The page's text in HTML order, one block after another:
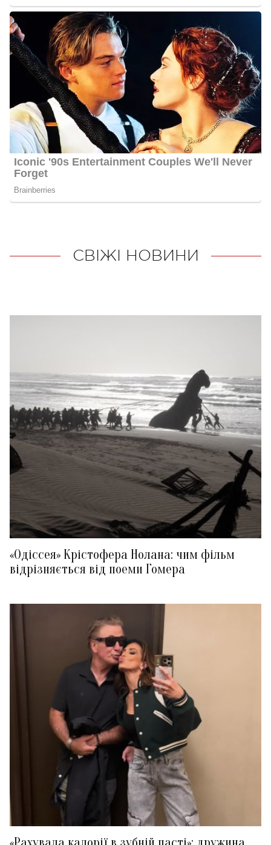
СВІЖІ НОВИНИ
«Одіссея» Крістофера Нолана: чим фільм
відрізняється від поеми Гомера